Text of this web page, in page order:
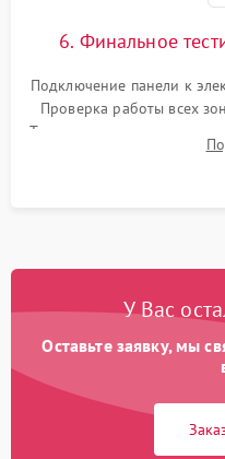
6. Финальное
Подключение панели к
Проверка работы всех
Тестирование сенсорного
остаточного тепла и
У Вас
Оставьте заявку, мы